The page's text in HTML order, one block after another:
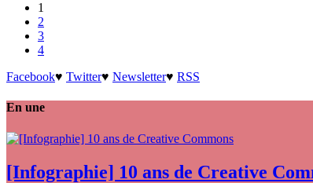
1
2
3
4
Facebook♥ Twitter♥ Newsletter♥ RSS
En une
[Infographie] 10 ans de Creative